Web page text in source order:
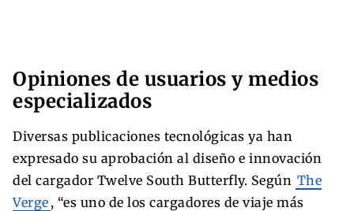
Opiniones de usuarios y medios
especializados
Diversas publicaciones tecnológicas ya han
expresado su aprobación al diseño e innovación
del cargador Twelve South Butterfly. Según The
Verge , “es uno de los cargadores de viaje más